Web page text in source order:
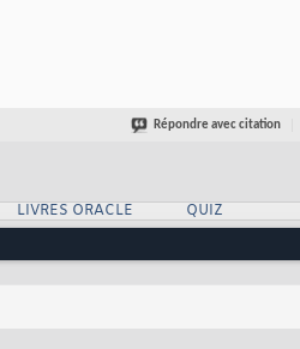
Répondre avec citation
LIVRES ORACLE
QUIZ